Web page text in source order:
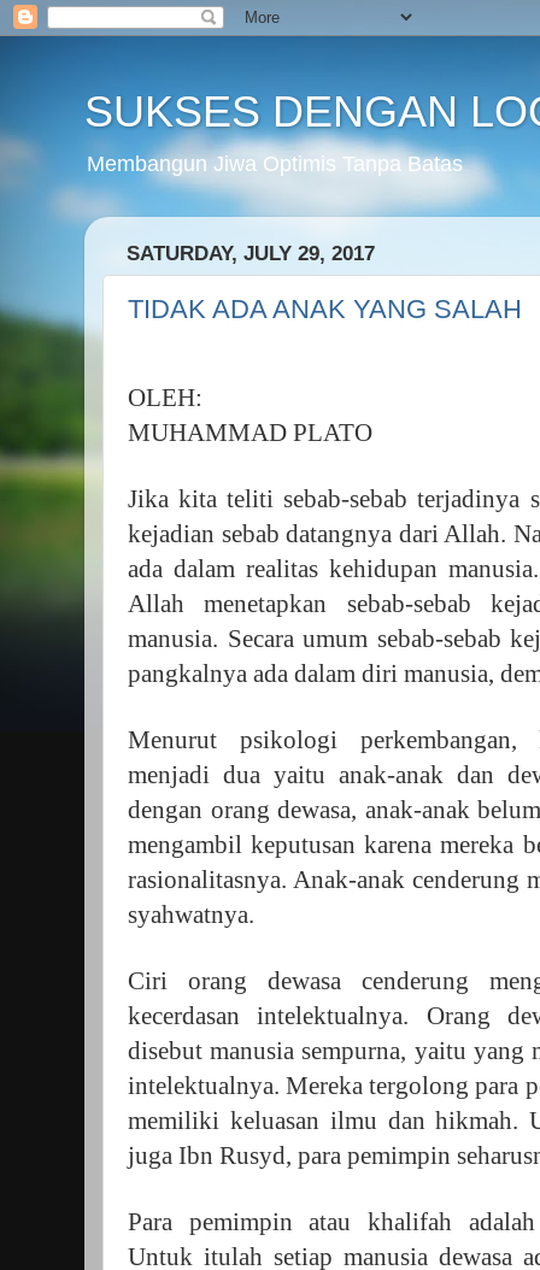
SUKSES DENGAN
Membangun Jiwa Optimis Tanpa Batas
SATURDAY, JULY 29, 2017
TIDAK ADA ANAK YANG SALAH
OLEH:
MUHAMMAD PLATO
Jika kita teliti sebab-sebab terjadinya
kejadian sebab datangnya dari Allah.
ada dalam realitas kehidupan
Allah menetapkan sebab-sebab
manusia. Secara umum sebab-sebab
pangkalnya ada dalam diri manusia,
Menurut psikologi perkembangan,
menjadi dua yaitu anak-anak dan
dengan orang dewasa, anak-anak
mengambil keputusan karena mereka
rasionalitasnya. Anak-anak cenderung
syahwatnya.
Ciri orang dewasa cenderung
kecerdasan intelektualnya. Orang
disebut manusia sempurna, yaitu
intelektualnya. Mereka tergolong para
memiliki keluasan ilmu dan hikmah.
juga Ibn Rusyd, para pemimpin
Para pemimpin atau khalifah adalah
Untuk itulah setiap manusia dewasa